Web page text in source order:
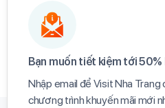
Bạn muốn tiết kiệm tới
Nhập email để Visit Nha
chương trình khuyến mãi mới